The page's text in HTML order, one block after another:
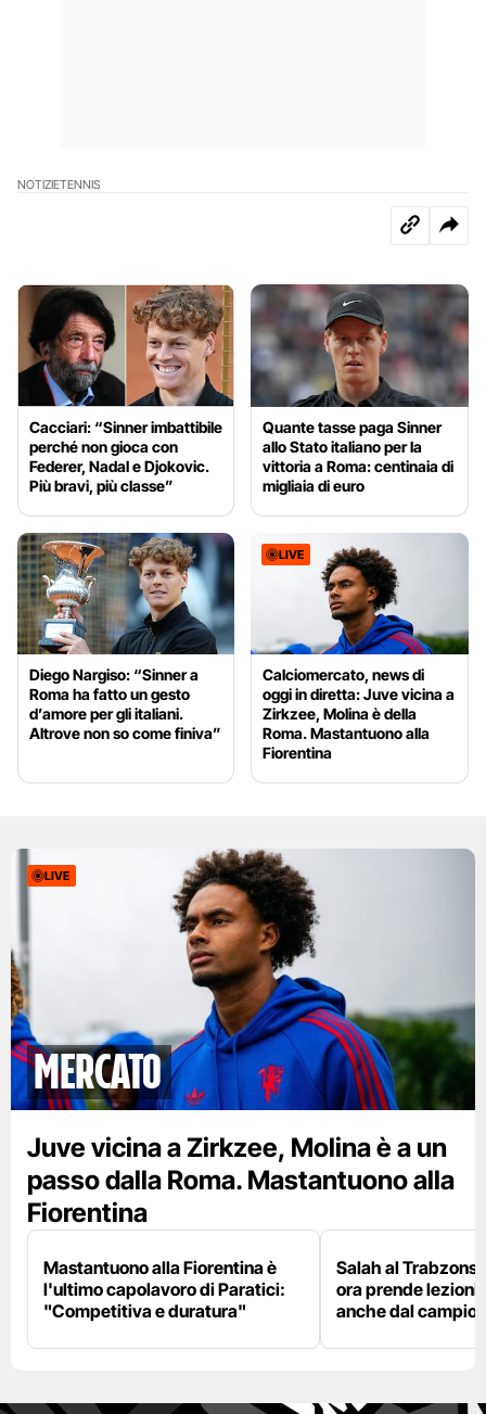
NOTIZIETENNIS
Cacciari: “Sinner imbattibile
perché non gioca con
Federer, Nadal e Djokovic.
Più bravi, più classe”
Quante tasse paga Sinner
allo Stato italiano per la
vittoria a Roma: centinaia di
migliaia di euro
Diego Nargiso: “Sinner a
Roma ha fatto un gesto
d’amore per gli italiani.
Altrove non so come finiva”
LIVE
Calciomercato, news di
oggi in diretta: Juve vicina a
Zirkzee, Molina è della
Roma. Mastantuono alla
Fiorentina
LIVE
mercato
Juve vicina a Zirkzee, Molina è a un
passo dalla Roma. Mastantuono alla
Fiorentina
Mastantuono alla Fiorentina è
l'ultimo capolavoro di Paratici:
"Competitiva e duratura"
Salah al
ora prende lezioni
anche dal